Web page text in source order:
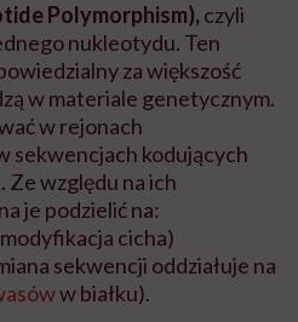
Polymorphism), czyli
nukleotydu. Ten
za większość
w materiale genetycznym.
w rejonach
sekwencjach kodujących
Ze względu na ich
je podzielić na:
cicha)
sekwencji oddziałuje na
w białku).